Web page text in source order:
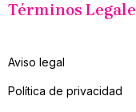
Términos
Aviso legal
Política de privacidad